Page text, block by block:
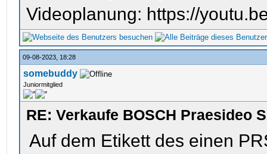
Videoplanung: https://
09-08-2023, 18:28
somebuddy
Juniormitglied
RE: Verkaufe BOSCH Praesideo
Auf dem Etikett des einen